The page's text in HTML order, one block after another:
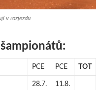
v rozjezdu
PCE PCE TOT
28.7. 11.8.